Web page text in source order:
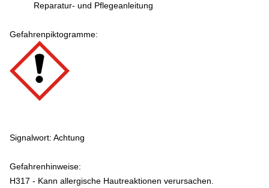
Reparatur- und Pflegeanleitung
Gefahrenpiktogramme:
Signalwort: Achtung
Gefahrenhinweise:
H317 - Kann allergische Hautreaktionen verursachen.